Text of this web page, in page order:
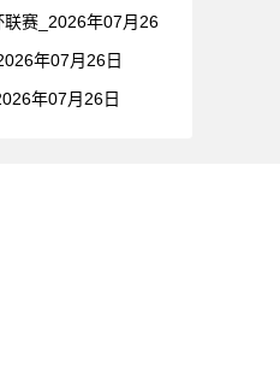
联赛_2026年07月26
年07月26日
年07月26日